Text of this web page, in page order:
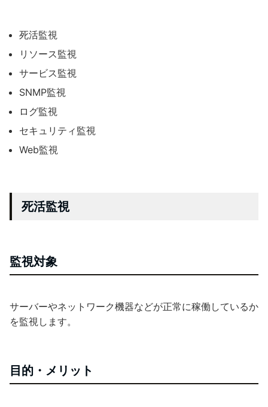
死活監視
リソース監視
サービス監視
SNMP監視
ログ監視
セキュリティ監視
Web監視
死活監視
監視対象
サーバーやネットワーク機器などが正常に稼働しているか
を監視します。
目的・メリット